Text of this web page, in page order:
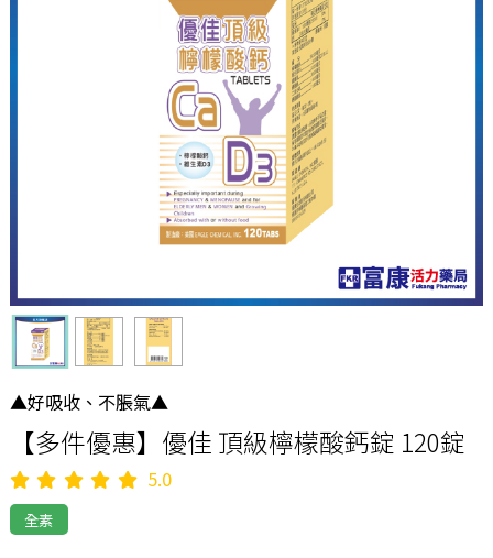
▲好吸收、不脹氣▲
【多件優惠】優佳 頂級檸檬酸鈣錠 120錠
5.0
全素